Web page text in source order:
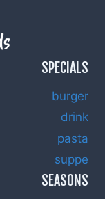
SPECIALS
burger
drink
pasta
suppe
SEASONS